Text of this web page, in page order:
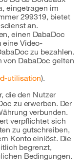
eingetragen im
299319, bietet
an.
einen DabaDoc
eine Video-
zu bezahlen.
von DabaDoc gelten
utilisation).
die den Nutzer
zu erwerben. Der
verbunden.
verpflichtet sich
zu gutschreiben,
Konto einlöst. Die
begrenzt,
Bedingungen.